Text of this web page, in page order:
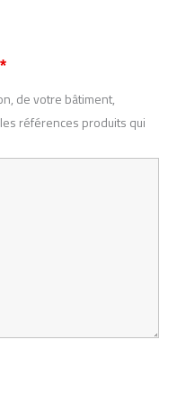
*
de votre bâtiment,
références produits qui